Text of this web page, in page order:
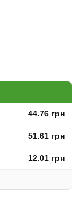
44.76 грн
51.61 грн
12.01 грн